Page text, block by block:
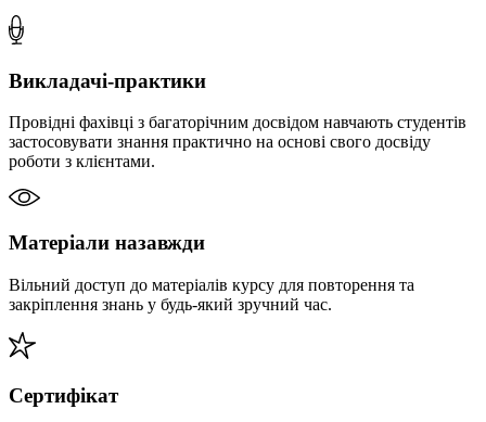
Викладачі-практики
Провідні фахівці з багаторічним досвідом навчають студентів
застосовувати знання практично на основі свого досвіду
роботи з клієнтами.
Матеріали назавжди
Вільний доступ до матеріалів курсу для повторення та
закріплення знань у будь-який зручний час.
Сертифікат